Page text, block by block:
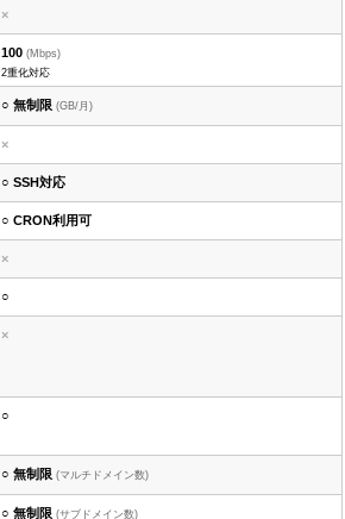
×
100 (Mbps)
2重化対応
○ 無制限 (GB/月)
×
○ SSH対応
○ CRON利用可
×
○
×
○
○ 無制限 (マルチドメイン数)
○ 無制限 (サブドメイン数)